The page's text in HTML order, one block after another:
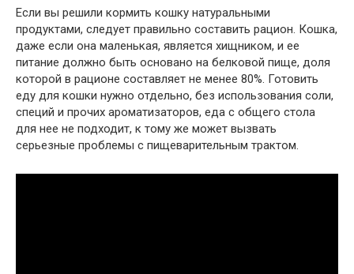
Если вы решили кормить кошку натуральными
продуктами, следует правильно составить рацион. Кошка,
даже если она маленькая, является хищником, и ее
питание должно быть основано на белковой пище, доля
которой в рационе составляет не менее 80%. Готовить
еду для кошки нужно отдельно, без использования соли,
специй и прочих ароматизаторов, еда с общего стола
для нее не подходит, к тому же может вызвать
серьезные проблемы с пищеварительным трактом.